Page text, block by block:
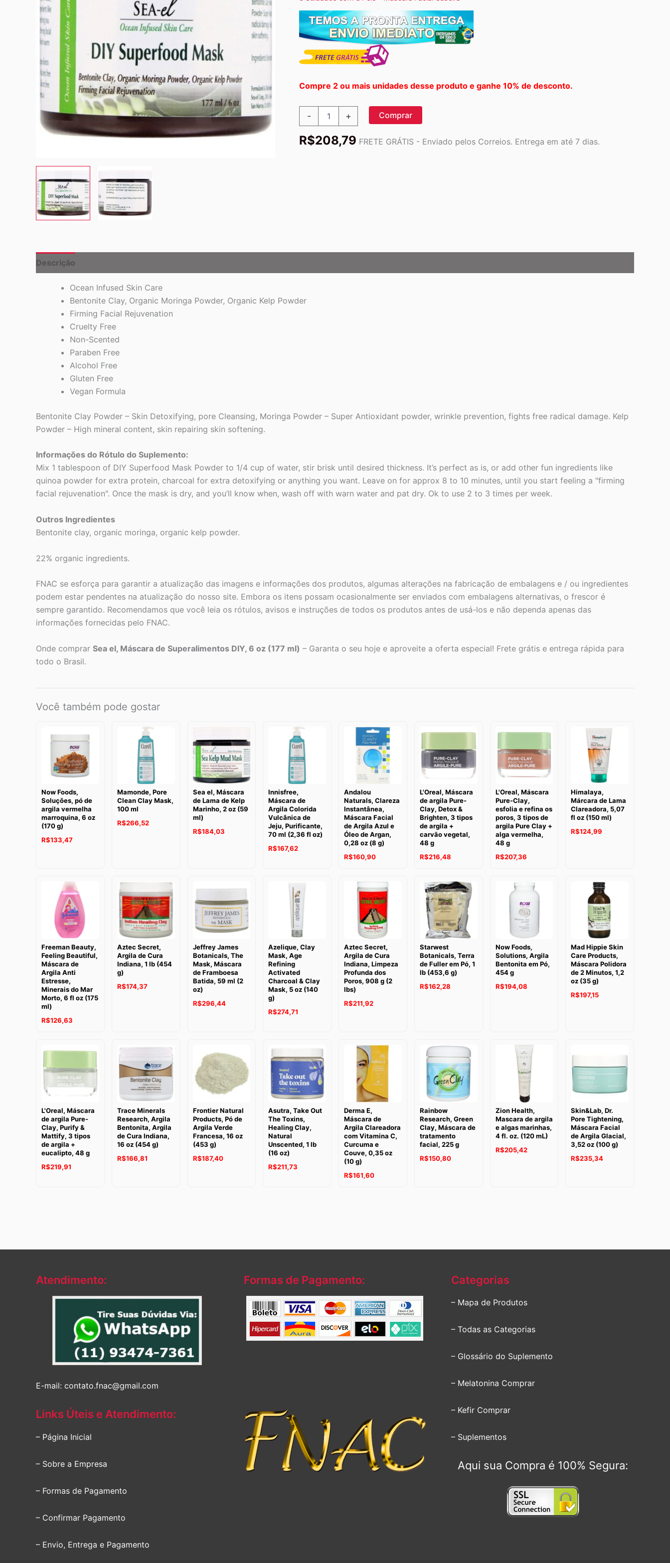
Compre 2 ou mais unidades desse produto e ganhe 10% de desconto.
-
de
+ Comprar
R$208,79 FRETE GRÁTIS - Enviado pelos Correios. Entrega em até 7 dias.
Descrição
Ocean Infused Skin Care
Bentonite Clay, Organic Moringa Powder, Organic Kelp Powder
Firming Facial Rejuvenation
Cruelty Free
Non-Scented
Paraben Free
Alcohol Free
Gluten Free
Vegan Formula
Bentonite Clay Powder – Skin Detoxifying, pore Cleansing, Moringa Powder – Super Antioxidant powder, wrinkle prevention, fights free radical damage. Kelp
Powder – High mineral content, skin repairing skin softening.
Informações do Rótulo do Suplemento:
Mix 1 tablespoon of DIY Superfood Mask Powder to 1/4 cup of water, stir brisk until desired thickness. It’s perfect as is, or add other fun ingredients like
quinoa powder for extra protein, charcoal for extra detoxifying or anything you want. Leave on for approx 8 to 10 minutes, until you start feeling a "firming
facial rejuvenation". Once the mask is dry, and you’ll know when, wash off with warn water and pat dry. Ok to use 2 to 3 times per week.
Outros Ingredientes
Bentonite clay, organic moringa, organic kelp powder.
22% organic ingredients.
FNAC se esforça para garantir a atualização das imagens e informações dos produtos, algumas alterações na fabricação de embalagens e / ou ingredientes
podem estar pendentes na atualização do nosso site. Embora os itens possam ocasionalmente ser enviados com embalagens alternativas, o frescor é
sempre garantido. Recomendamos que você leia os rótulos, avisos e instruções de todos os produtos antes de usá-los e não dependa apenas das
informações fornecidas pelo FNAC.
Onde comprar Sea el, Máscara de Superalimentos DIY, 6 oz (177 ml) – Garanta o seu hoje e aproveite a oferta especial! Frete grátis e entrega rápida para
todo o Brasil.
Você também pode gostar
Now Foods,
Soluções, pó de
argila vermelha
marroquina, 6 oz
(170 g)
R$133,47
Mamonde, Pore
Clean Clay Mask,
100 ml
R$266,52
Sea el, Máscara
de Lama de Kelp
Marinho, 2 oz (59
ml)
R$184,03
Innisfree,
Máscara de
Argila Colorida
Vulcânica de
Jeju, Purificante,
70 ml (2,36 fl oz)
R$167,62
Andalou
Naturals, Clareza
Instantânea,
Máscara Facial
de Argila Azul e
Óleo de Argan,
0,28 oz (8 g)
R$160,90
L'Oreal, Máscara
de argila Pure-
Clay, Detox &
Brighten, 3 tipos
de argila +
carvão vegetal,
48 g
R$216,48
L'Oreal, Máscara
Pure-Clay,
esfolia e refina os
poros, 3 tipos de
argila Pure Clay +
alga vermelha,
48 g
R$207,36
Himalaya,
Márcara de Lama
Clareadora, 5,07
fl oz (150 ml)
R$124,99
Freeman Beauty,
Feeling Beautiful,
Máscara de
Argila Anti
Estresse,
Minerais do Mar
Morto, 6 fl oz (175
ml)
R$126,63
Aztec Secret,
Argila de Cura
Indiana, 1 lb (454
g)
R$174,37
Jeffrey James
Botanicals, The
Mask, Máscara
de Framboesa
Batida, 59 ml (2
oz)
R$296,44
Azelique, Clay
Mask, Age
Refining
Activated
Charcoal & Clay
Mask, 5 oz (140
g)
R$274,71
Aztec Secret,
Argila de Cura
Indiana, Limpeza
Profunda dos
Poros, 908 g (2
lbs)
R$211,92
Starwest
Botanicals, Terra
de Fuller em Pó, 1
lb (453,6 g)
R$162,28
Now Foods,
Solutions, Argila
Bentonita em Pó,
454 g
R$194,08
Mad Hippie Skin
Care Products,
Máscara Polidora
de 2 Minutos, 1,2
oz (35 g)
R$197,15
L'Oreal, Máscara
de argila Pure-
Clay, Purify &
Mattify, 3 tipos
de argila +
eucalipto, 48 g
R$219,91
Trace Minerals
Research, Argila
Bentonita, Argila
de Cura Indiana,
16 oz (454 g)
R$166,81
Frontier Natural
Products, Pó de
Argila Verde
Francesa, 16 oz
(453 g)
R$187,40
Asutra, Take Out
The Toxins,
Healing Clay,
Natural
Unscented, 1 lb
(16 oz)
R$211,73
Derma E,
Máscara de
Argila Clareadora
com Vitamina C,
Curcuma e
Couve, 0,35 oz
(10 g)
R$161,60
Rainbow
Research, Green
Clay, Máscara de
tratamento
facial, 225 g
R$150,80
Zion Health,
Mascara de argila
e algas marinhas,
4 fl. oz. (120 mL)
R$205,42
Skin&Lab, Dr.
Pore Tightening,
Máscara Facial
de Argila Glacial,
3,52 oz (100 g)
R$235,34
Atendimento:
E-mail: contato.fnac@gmail.com
Links Úteis e Atendimento:
– Página Inicial
– Sobre a Empresa
– Formas de Pagamento
– Confirmar Pagamento
– Envio, Entrega e Pagamento
Formas de Pagamento: Categorias
– Mapa de Produtos
– Todas as Categorias
– Glossário do Suplemento
– Melatonina Comprar
– Kefir Comprar
– Suplementos
Aqui sua Compra é 100% Segura: